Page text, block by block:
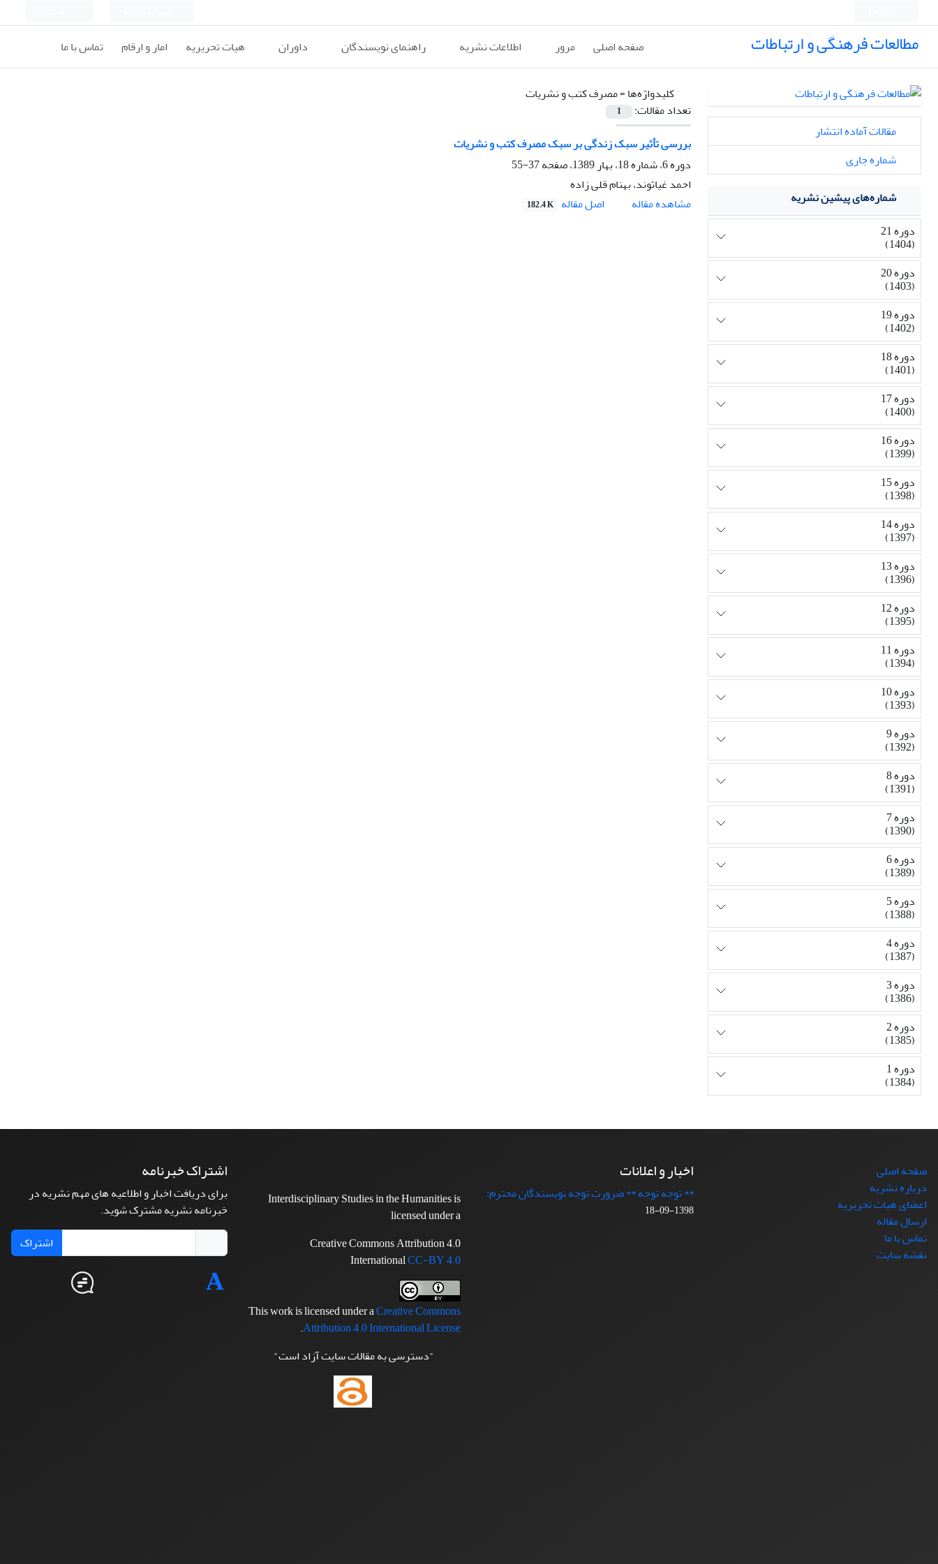
مطالعات فرهنگی و ارتباطات صفحه اصلی مرور اطلاعات نشریه راهنمای نویسندگان داوران هیات تحریریه امار و ارقام تماس با ما
کلیدواژه‌ها =مصرف کتب و نشریات
تعداد مقالات:
1
بررسی تأثیر سبک زندگی بر سبک مصرف کتب و نشریات
دوره 6، شماره 18، بهار 1389، صفحه
37-55
احمد غیاثوند، بهنام قلی زاده
مشاهده مقاله
اصل مقاله 182.4 K
مقالات آماده انتشار
شماره جاری
شماره‌های پیشین نشریه
دوره 21
(1404)
دوره 20
(1403)
دوره 19
(1402)
دوره 18
(1401)
دوره 17
(1400)
دوره 16
(1399)
دوره 15
(1398)
دوره 14
(1397)
دوره 13
(1396)
دوره 12
(1395)
دوره 11
(1394)
دوره 10
(1393)
دوره 9
(1392)
دوره 8
(1391)
دوره 7
(1390)
دوره 6
(1389)
دوره 5
(1388)
دوره 4
(1387)
دوره 3
(1386)
دوره 2
(1385)
دوره 1
(1384)
صفحه اصلی
درباره نشریه
اعضای هیات تحریریه
ارسال مقاله
تماس با ما
نقشه سایت
اخبار و اعلانات
** توجه توجه ** ضرورت توجه نویسندگان محترم:
1398-09-18
Interdisciplinary Studies in the Humanities is
licensed under a
Creative Commons Attribution 4.0
InternationalCC-BY 4.0
This work is licensed under aCreative Commons
Attribution 4.0 International License
.
"دسترسی به مقالات سایت آزاد است"
اشتراک خبرنامه
برای دریافت اخبار و اطلاعیه های مهم نشریه در
خبرنامه نشریه مشترک شوید.
اشتراک